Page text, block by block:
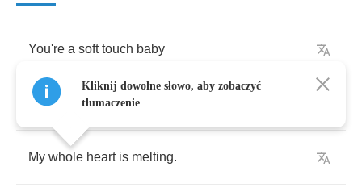
You're a soft touch baby
Like a snowflake falling
My whole heart is melting.
Kliknij dowolne słowo, aby zobaczyć
tłumaczenie